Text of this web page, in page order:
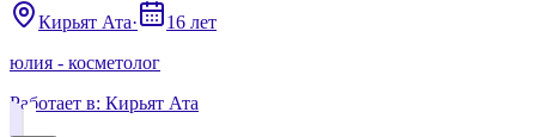
Кирьят Ата·
16 лет
юлия - косметолог
Работает в: Кирьят Ата